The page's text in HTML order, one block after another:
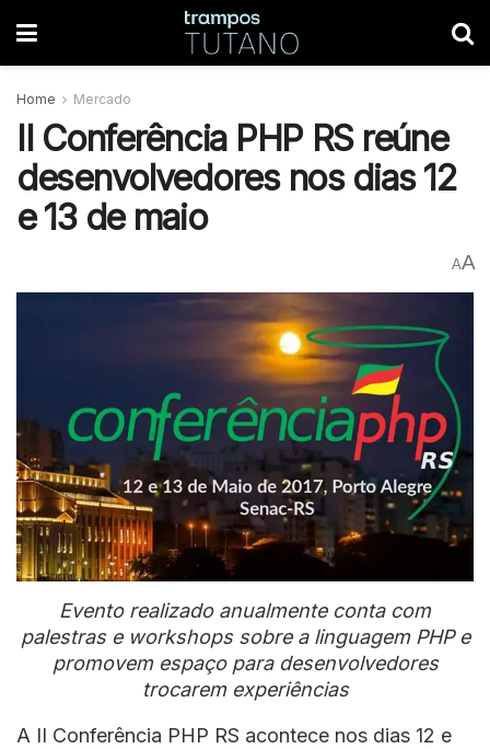
Home Mercado
II Conferência PHP RS reúne
desenvolvedores nos dias 12
e 13 de maio
AA
Evento realizado anualmente conta com
palestras e workshops sobre a linguagem PHP e
promovem espaço para desenvolvedores
trocarem experiências
A II Conferência PHP RS acontece nos dias 12 e